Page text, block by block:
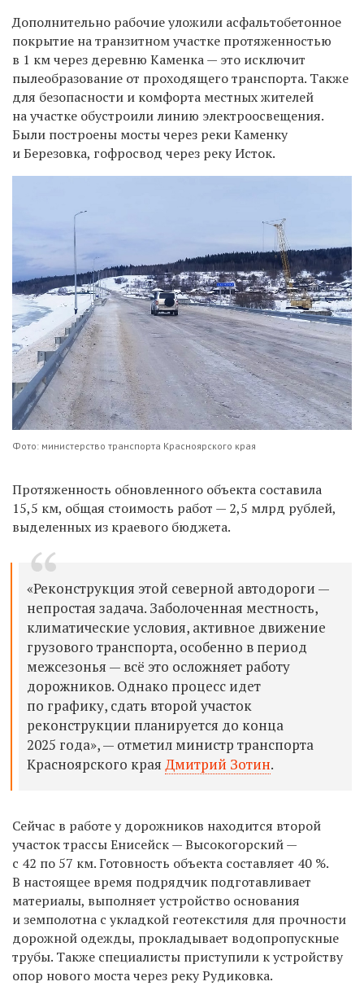
Дополнительно рабочие уложили асфальтобетонное
покрытие на транзитном участке протяженностью
в 1 км через деревню Каменка — это исключит
пылеобразование от проходящего транспорта. Также
для безопасности и комфорта местных жителей
на участке обустроили линию электроосвещения.
Были построены мосты через реки Каменку
и Березовка, гофросвод через реку Исток.
Фото: министерство транспорта Красноярского края
Протяженность обновленного объекта составила
15,5 км, общая стоимость работ — 2,5 млрд рублей,
выделенных из краевого бюджета.
«Реконструкция этой северной автодороги —
непростая задача. Заболоченная местность,
климатические условия, активное движение
грузового транспорта, особенно в период
межсезонья — всё это осложняет работу
дорожников. Однако процесс идет
по графику, сдать второй участок
реконструкции планируется до конца
2025 года», — отметил министр транспорта
Красноярского края Дмитрий Зотин.
Сейчас в работе у дорожников находится второй
участок трассы Енисейск — Высокогорский —
с 42 по 57 км. Готовность объекта составляет 40 %.
В настоящее время подрядчик подготавливает
материалы, выполняет устройство основания
и земполотна с укладкой геотекстиля для прочности
дорожной одежды, прокладывает водопропускные
трубы. Также специалисты приступили к устройству
опор нового моста через реку Рудиковка.